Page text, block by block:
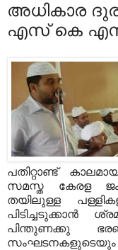
അധികാര
എസ് കെ
പതിറ്റാണ്ട്
സമസ്ത കേരള
തയിലുള്ള
പിടിച്ചടുക്കാന്‍
പിന്തുണക്കു